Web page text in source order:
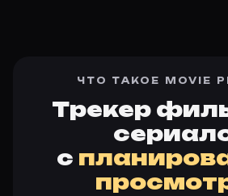
ЧТО ТАКОЕ MOVIE
Трекер
с